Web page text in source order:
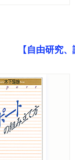
【自由研究